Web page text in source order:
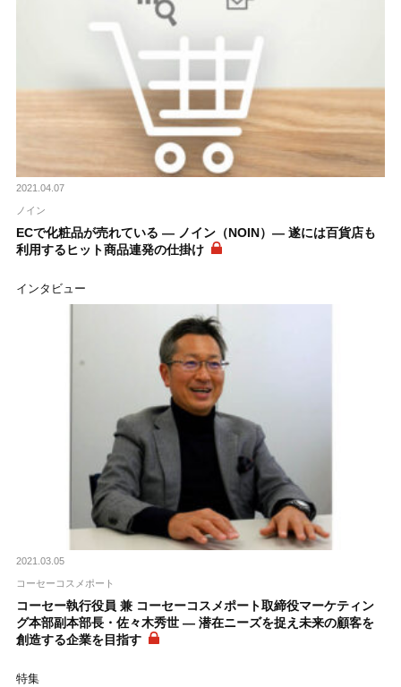
2021.04.07
ノイン
ECで化粧品が売れている ― ノイン（NOIN）― 遂には百貨店も
利用するヒット商品連発の仕掛け
インタビュー
2021.03.05
コーセーコスメポート
コーセー執行役員 兼 コーセーコスメポート取締役マーケティン
グ本部副本部長・佐々木秀世 ― 潜在ニーズを捉え未来の顧客を
創造する企業を目指す
特集